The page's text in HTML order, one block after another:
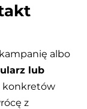
albo
lub
konkretów
z